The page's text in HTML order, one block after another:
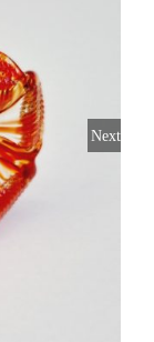
Next